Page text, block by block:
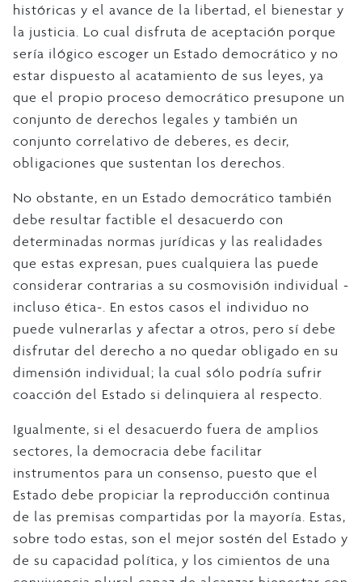
históricas y el avance de la libertad, el bienestar y
la justicia. Lo cual disfruta de aceptación porque
sería ilógico escoger un Estado democrático y no
estar dispuesto al acatamiento de sus leyes, ya
que el propio proceso democrático presupone un
conjunto de derechos legales y también un
conjunto correlativo de deberes, es decir,
obligaciones que sustentan los derechos.
No obstante, en un Estado democrático también
debe resultar factible el desacuerdo con
determinadas normas jurídicas y las realidades
que estas expresan, pues cualquiera las puede
considerar contrarias a su cosmovisión individual -
incluso ética-. En estos casos el individuo no
puede vulnerarlas y afectar a otros, pero sí debe
disfrutar del derecho a no quedar obligado en su
dimensión individual; la cual sólo podría sufrir
coacción del Estado si delinquiera al respecto.
Igualmente, si el desacuerdo fuera de amplios
sectores, la democracia debe facilitar
instrumentos para un consenso, puesto que el
Estado debe propiciar la reproducción continua
de las premisas compartidas por la mayoría. Estas,
sobre todo estas, son el mejor sostén del Estado y
de su capacidad política, y los cimientos de una